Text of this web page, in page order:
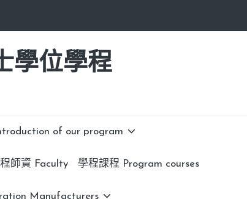
學位學程
of our program
師資 Faculty 學程課程 Program courses
Manufacturers